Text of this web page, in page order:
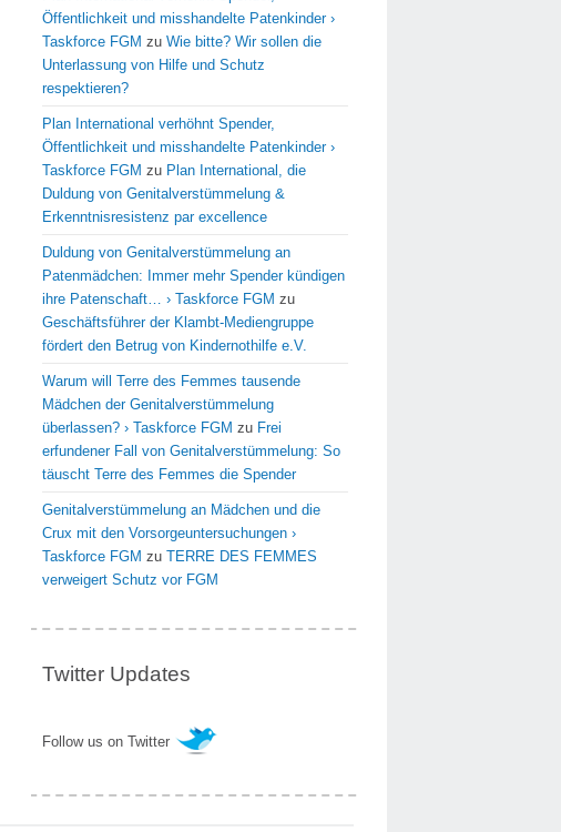
Öffentlichkeit und misshandelte Patenkinder ›
Taskforce FGM zu Wie bitte? Wir sollen die
Unterlassung von Hilfe und Schutz
respektieren?
Plan International verhöhnt Spender,
Öffentlichkeit und misshandelte Patenkinder ›
Taskforce FGM zu Plan International, die
Duldung von Genitalverstümmelung &
Erkenntnisresistenz par excellence
Duldung von Genitalverstümmelung an
Patenmädchen: Immer mehr Spender kündigen
ihre Patenschaft… › Taskforce FGM zu
Geschäftsführer der Klambt-Mediengruppe
fördert den Betrug von Kindernothilfe e.V.
Warum will Terre des Femmes tausende
Mädchen der Genitalverstümmelung
überlassen? › Taskforce FGM zu Frei
erfundener Fall von Genitalverstümmelung: So
täuscht Terre des Femmes die Spender
Genitalverstümmelung an Mädchen und die
Crux mit den Vorsorgeuntersuchungen ›
Taskforce FGM zu TERRE DES FEMMES
verweigert Schutz vor FGM
Twitter Updates
Follow us on Twitter